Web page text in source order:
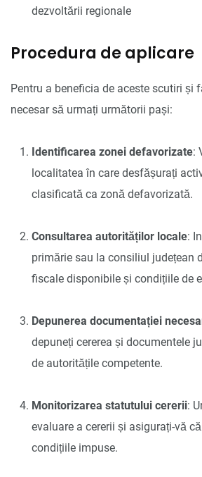
dezvoltării regionale
Procedura de aplicare
Pentru a beneficia de aceste scutiri și
necesar să urmați următorii pași:
Identificarea zonei defavorizate:
localitatea în care desfășurați
clasificată ca zonă defavorizată.
Consultarea autorităților locale:
primărie sau la consiliul județean
fiscale disponibile și condițiile de
Depunerea documentației
depuneți cererea și documentele
de autoritățile competente.
Monitorizarea statutului cererii:
evaluare a cererii și asigurați-vă
condițiile impuse.